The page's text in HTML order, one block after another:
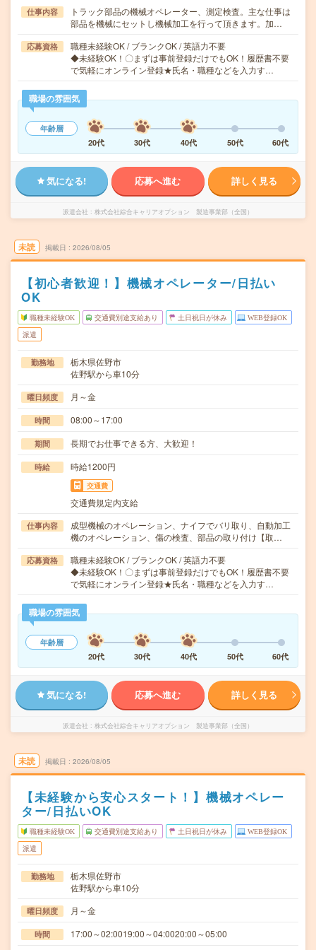
仕事内容
トラック部品の機械オペレーター、測定検査。主な仕事は
部品を機械にセットし機械加工を行って頂きます。加…
応募資格
職種未経験OK / ブランクOK / 英語力不要
◆未経験OK！〇まずは事前登録だけでもOK！履歴書不要
で気軽にオンライン登録★氏名・職種などを入力す…
職場の雰囲気
年齢層
20代
30代 40代 50代 60代
気になる! 応募へ進む 詳しく見る
派遣会社 株式会社綜合キャリアオプション 製造事業部（全国）
未読 掲載日 2026/08/05
【初心者歓迎！】機械オペレーター/日払い
OK
職種未経験OK 交通費別途支給あり 土日祝日が休み WEB登録OK
派遣
勤務地
栃木県佐野市
佐野駅から車10分
曜日頻度 月～金
時間 08:00～17:00
期間 長期でお仕事できる方、大歓迎！
時給 時給1200円
交通費
交通費規定内支給
仕事内容
成型機械のオペレーション、ナイフでバリ取り、自動加工
機のオペレーション、傷の検査、部品の取り付け【取…
応募資格
職種未経験OK / ブランクOK / 英語力不要
◆未経験OK！〇まずは事前登録だけでもOK！履歴書不要
で気軽にオンライン登録★氏名・職種などを入力す…
職場の雰囲気
年齢層
20代
30代 40代 50代 60代
気になる! 応募へ進む 詳しく見る
派遣会社 株式会社綜合キャリアオプション 製造事業部（全国）
未読 掲載日 2026/08/05
【未経験から安心スタート！】機械オペレー
ター/日払いOK
職種未経験OK 交通費別途支給あり 土日祝日が休み WEB登録OK
派遣
勤務地
栃木県佐野市
佐野駅から車10分
曜日頻度 月～金
時間 17:00～02:0019:00～04:0020:00～05:00